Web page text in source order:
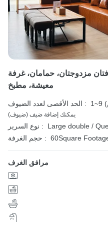
مزدوجتان، حمامان، غرفة
معيشة، مطبخ
الحد الأقصى لعدد الضيوف :
يمكنك إضافة ضيف (ضيوف)
نوع السرير : Large double /
حجم الغرفة : 60Square
مرافق الغرف